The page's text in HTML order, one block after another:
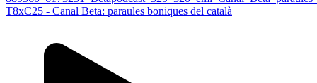
T8xC25 - Canal Beta: paraules boniques del català